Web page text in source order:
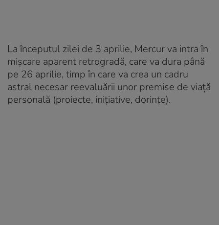
La începutul zilei de 3 aprilie, Mercur va intra în
mișcare aparent retrogradă, care va dura până
pe 26 aprilie, timp în care va crea un cadru
astral necesar reevaluării unor premise de viață
personală (proiecte, inițiative, dorințe).